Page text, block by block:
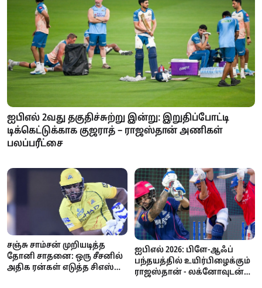
ஐபிஎல் 2வது தகுதிச்சுற்று இன்று: இறுதிப்போட்டி
டிக்கெட்டுக்காக குஜராத் – ராஜஸ்தான் அணிகள்
பலப்பரீட்சை
சஞ்சு சாம்சன் முறியடித்த
தோனி சாதனை: ஒரு சீசனில்
அதிக ரன்கள் எடுத்த சிஎஸ்கே
ஐபிஎல் 2026: பிளே-ஆஃப்
பந்தயத்தில் உயிர்பிழைக்கும்
ராஜஸ்தான் - லக்னோவுடன்